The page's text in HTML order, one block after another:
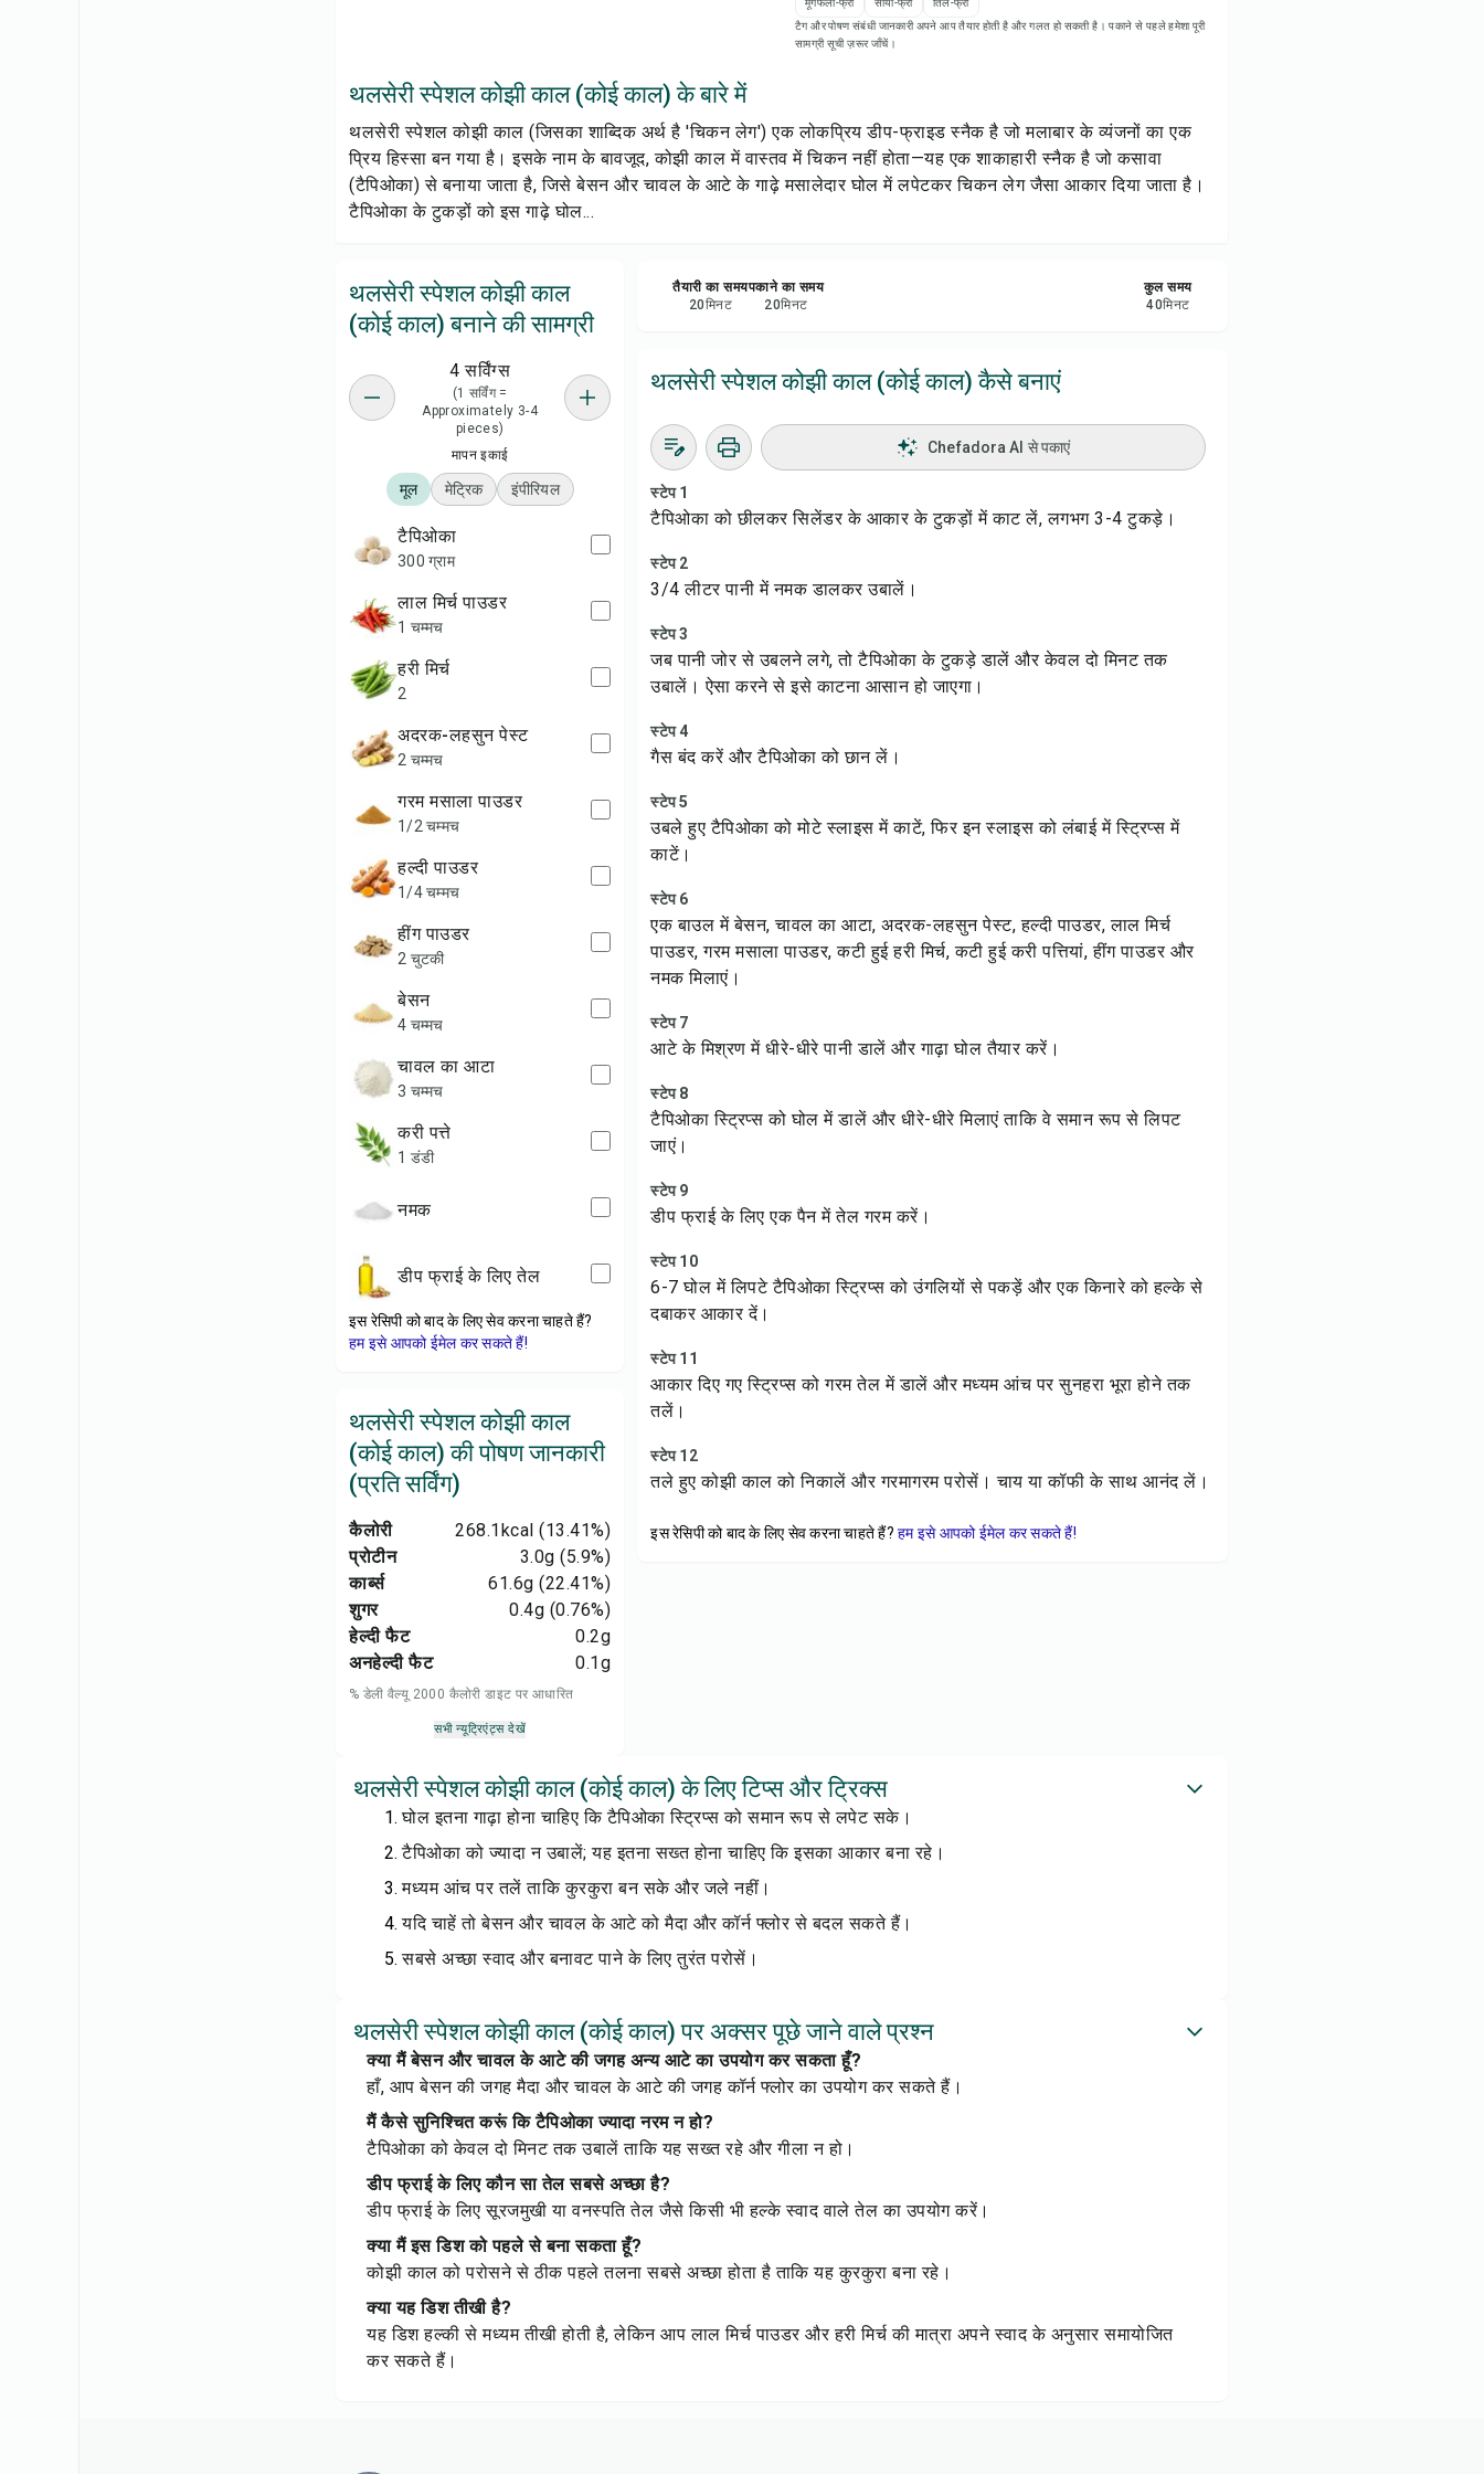
सेव करें
रिपोर्ट करें
मूंगफली-फ्री सोया-फ्री
तिल-फ्री
टैग और पोषण संबंधी जानकारी अपने आप तैयार होती है और गलत हो सकती है। पकाने से पहले हमेशा पूरी
सामग्री सूची ज़रूर जाँचें।
थलसेरी स्पेशल कोझी काल (कोई काल) के बारे में
थलसेरी स्पेशल कोझी काल (जिसका शाब्दिक अर्थ है 'चिकन लेग') एक लोकप्रिय डीप-फ्राइड स्नैक है जो मलाबार के व्यंजनों का एक
प्रिय हिस्सा बन गया है। इसके नाम के बावजूद, कोझी काल में वास्तव में चिकन नहीं होता—यह एक शाकाहारी स्नैक है जो कसावा
(टैपिओका) से बनाया जाता है, जिसे बेसन और चावल के आटे के गाढ़े मसालेदार घोल में लपेटकर चिकन लेग जैसा आकार दिया जाता है।
टैपिओका के टुकड़ों को इस गाढ़े घोल...
थलसेरी स्पेशल कोझी काल
(कोई काल) बनाने की सामग्री
4 सर्विंग्स
(1 सर्विंग =
Approximately 3-4
pieces)
मापन इकाई
मूल मेट्रिक इंपीरियल
टैपिओका
300 ग्राम
लाल मिर्च पाउडर
1 चम्मच
हरी मिर्च
2
अदरक-लहसुन पेस्ट
2 चम्मच
गरम मसाला पाउडर
1/2 चम्मच
हल्दी पाउडर
1/4 चम्मच
हींग पाउडर
2 चुटकी
बेसन
4 चम्मच
चावल का आटा
3 चम्मच
करी पत्ते
1 डंडी
नमक
डीप फ्राई के लिए तेल
इस रेसिपी को बाद के लिए सेव करना चाहते हैं?
हम इसे आपको ईमेल कर सकते हैं!
थलसेरी स्पेशल कोझी काल
(कोई काल) की पोषण जानकारी
(प्रति सर्विंग)
कैलोरी 268.1kcal (13.41%)
प्रोटीन
3.0g (5.9%)
कार्ब्स
61.6g (22.41%)
शुगर
0.4g (0.76%)
हेल्दी फैट
0.2g
अनहेल्दी फैट
0.1g
% डेली वैल्यू 2000 कैलोरी डाइट पर आधारित
सभी न्यूट्रिएंट्स देखें
तैयारी का समय
20मिनट
पकाने का समय
20मिनट
कुल समय
40मिनट
थलसेरी स्पेशल कोझी काल (कोई काल) कैसे बनाएं
Chefadora AI से पकाएं
स्टेप 1
टैपिओका को छीलकर सिलेंडर के आकार के टुकड़ों में काट लें, लगभग 3-4 टुकड़े।
स्टेप 2
3/4 लीटर पानी में नमक डालकर उबालें।
स्टेप 3
जब पानी जोर से उबलने लगे, तो टैपिओका के टुकड़े डालें और केवल दो मिनट तक
उबालें। ऐसा करने से इसे काटना आसान हो जाएगा।
स्टेप 4
गैस बंद करें और टैपिओका को छान लें।
स्टेप 5
उबले हुए टैपिओका को मोटे स्लाइस में काटें, फिर इन स्लाइस को लंबाई में स्ट्रिप्स में
काटें।
स्टेप 6
एक बाउल में बेसन, चावल का आटा, अदरक-लहसुन पेस्ट, हल्दी पाउडर, लाल मिर्च
पाउडर, गरम मसाला पाउडर, कटी हुई हरी मिर्च, कटी हुई करी पत्तियां, हींग पाउडर और
नमक मिलाएं।
स्टेप 7
आटे के मिश्रण में धीरे-धीरे पानी डालें और गाढ़ा घोल तैयार करें।
स्टेप 8
टैपिओका स्ट्रिप्स को घोल में डालें और धीरे-धीरे मिलाएं ताकि वे समान रूप से लिपट
जाएं।
स्टेप 9
डीप फ्राई के लिए एक पैन में तेल गरम करें।
स्टेप 10
6-7 घोल में लिपटे टैपिओका स्ट्रिप्स को उंगलियों से पकड़ें और एक किनारे को हल्के से
दबाकर आकार दें।
स्टेप 11
आकार दिए गए स्ट्रिप्स को गरम तेल में डालें और मध्यम आंच पर सुनहरा भूरा होने तक
तलें।
स्टेप 12
तले हुए कोझी काल को निकालें और गरमागरम परोसें। चाय या कॉफी के साथ आनंद लें।
इस रेसिपी को बाद के लिए सेव करना चाहते हैं? हम इसे आपको ईमेल कर सकते हैं!
थलसेरी स्पेशल कोझी काल (कोई काल) के लिए टिप्स और ट्रिक्स
घोल इतना गाढ़ा होना चाहिए कि टैपिओका स्ट्रिप्स को समान रूप से लपेट सके।
टैपिओका को ज्यादा न उबालें; यह इतना सख्त होना चाहिए कि इसका आकार बना रहे।
मध्यम आंच पर तलें ताकि कुरकुरा बन सके और जले नहीं।
यदि चाहें तो बेसन और चावल के आटे को मैदा और कॉर्न फ्लोर से बदल सकते हैं।
सबसे अच्छा स्वाद और बनावट पाने के लिए तुरंत परोसें।
थलसेरी स्पेशल कोझी काल (कोई काल) पर अक्सर पूछे जाने वाले प्रश्न
क्या मैं बेसन और चावल के आटे की जगह अन्य आटे का उपयोग कर सकता हूँ?
हाँ, आप बेसन की जगह मैदा और चावल के आटे की जगह कॉर्न फ्लोर का उपयोग कर सकते हैं।
मैं कैसे सुनिश्चित करूं कि टैपिओका ज्यादा नरम न हो?
टैपिओका को केवल दो मिनट तक उबालें ताकि यह सख्त रहे और गीला न हो।
डीप फ्राई के लिए कौन सा तेल सबसे अच्छा है?
डीप फ्राई के लिए सूरजमुखी या वनस्पति तेल जैसे किसी भी हल्के स्वाद वाले तेल का उपयोग करें।
क्या मैं इस डिश को पहले से बना सकता हूँ?
कोझी काल को परोसने से ठीक पहले तलना सबसे अच्छा होता है ताकि यह कुरकुरा बना रहे।
क्या यह डिश तीखी है?
यह डिश हल्की से मध्यम तीखी होती है, लेकिन आप लाल मिर्च पाउडर और हरी मिर्च की मात्रा अपने स्वाद के अनुसार समायोजित
कर सकते हैं।